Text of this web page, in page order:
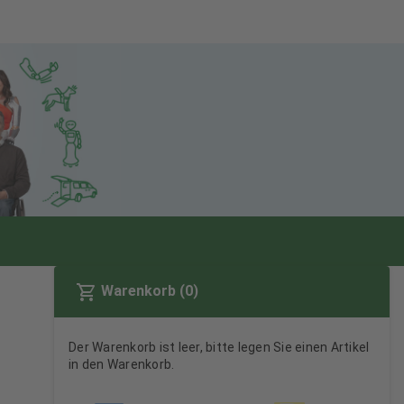
Warenkorb (0)
Der Warenkorb ist leer, bitte legen Sie einen Artikel
in den Warenkorb.